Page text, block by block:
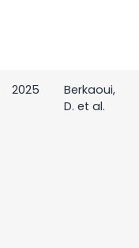
2025
Berkaoui,
D. et al.